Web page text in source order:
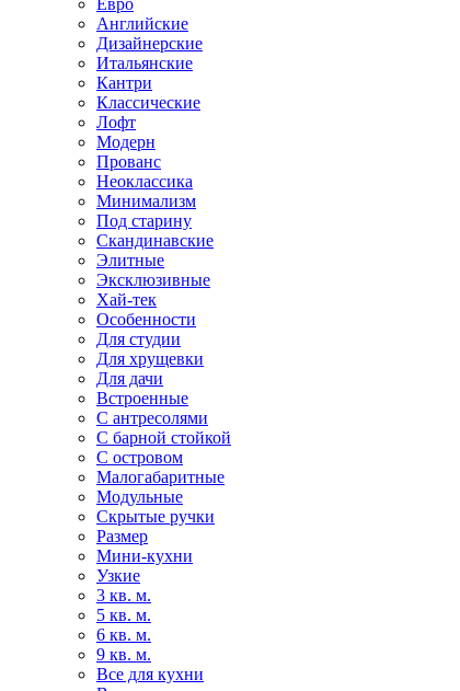
Английские
Дизайнерские
Итальянские
Кантри
Классические
Лофт
Модерн
Прованс
Неоклассика
Минимализм
Под старину
Скандинавские
Элитные
Эксклюзивные
Хай-тек
Особенности
Для студии
Для хрущевки
Для дачи
Встроенные
С антресолями
С барной стойкой
С островом
Малогабаритные
Модульные
Скрытые ручки
Размер
Мини-кухни
Узкие
3 кв. м.
5 кв. м.
6 кв. м.
9 кв. м.
Все для кухни